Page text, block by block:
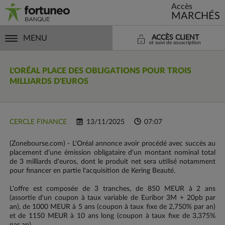
Accès
MARCHÉS
MENU ACCÈS CLIENT
et suivi de souscription
L'ORÉAL PLACE DES OBLIGATIONS POUR TROIS
MILLIARDS D'EUROS
CERCLE FINANCE 13/11/2025 07:07
(Zonebourse.com) - L'Oréal annonce avoir procédé avec succès au
placement d'une émission obligataire d'un montant nominal total
de 3 milliards d'euros, dont le produit net sera utilisé notamment
pour financer en partie l'acquisition de Kering Beauté.
L'offre est composée de 3 tranches, de 850 MEUR à 2 ans
(assortie d'un coupon à taux variable de Euribor 3M + 20pb par
an), de 1000 MEUR à 5 ans (coupon à taux fixe de 2,750% par an)
et de 1150 MEUR à 10 ans long (coupon à taux fixe de 3,375%